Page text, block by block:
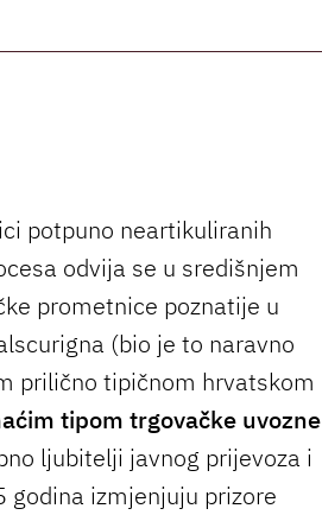
potpuno neartikuliranih
odvija se u središnjem
prometnice poznatije u
(bio je to naravno
prilično tipičnom hrvatskom
tipom trgovačke uvozne
ljubitelji javnog prijevoza i
godina izmjenjuju prizore